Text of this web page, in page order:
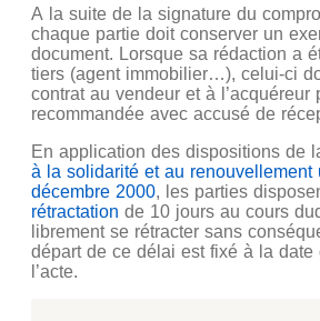
A la suite de la signature du
chaque partie doit conserver un
document. Lorsque sa rédaction a
tiers (agent immobilier…), celui-ci
contrat au vendeur et à l’acquéreur
recommandée avec accusé de
En application des dispositions de
à la solidarité et au renouvellement
décembre 2000, les parties
rétractation de 10 jours au cours
librement se rétracter sans
départ de ce délai est fixé à la date
l’acte.